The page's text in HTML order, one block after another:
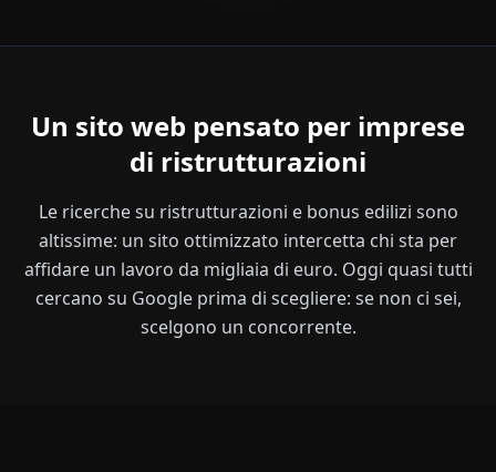
Un sito web pensato per imprese
di ristrutturazioni
Le ricerche su ristrutturazioni e bonus edilizi sono
altissime: un sito ottimizzato intercetta chi sta per
affidare un lavoro da migliaia di euro. Oggi quasi tutti
cercano su Google prima di scegliere: se non ci sei,
scelgono un concorrente.